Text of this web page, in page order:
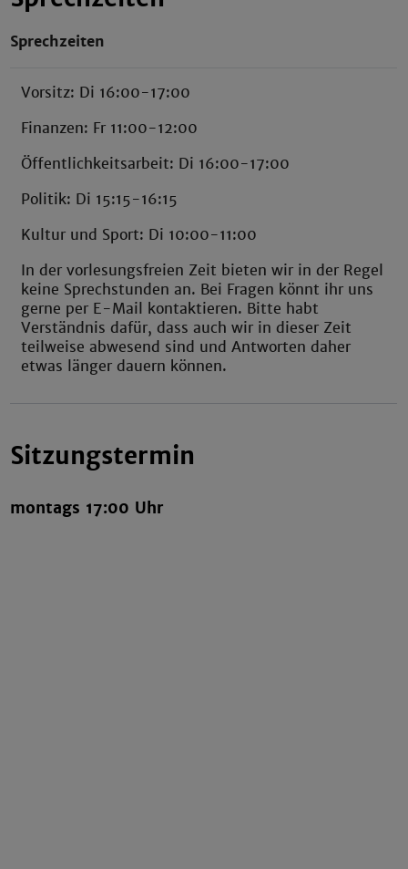
Sprechzeiten
Vorsitz: Di 16:00-17:00
Finanzen: Fr 11:00-12:00
Öffentlichkeitsarbeit: Di 16:00-17:00
Politik: Di 15:15-16:15
Kultur und Sport: Di 10:00-11:00
In der vorlesungsfreien Zeit bieten wir in der Regel
keine Sprechstunden an. Bei Fragen könnt ihr uns
gerne per E-Mail kontaktieren. Bitte habt
Verständnis dafür, dass auch wir in dieser Zeit
teilweise abwesend sind und Antworten daher
etwas länger dauern können.
Sitzungstermin
montags 17:00 Uhr